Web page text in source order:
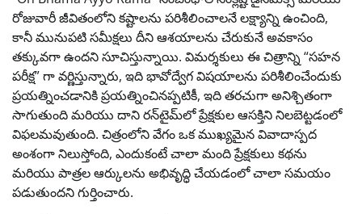
రోజువారీ జీవితంలోని కష్టాలను పరిశీలించాలనే లక్ష్యాన్ని ఉంచింది,
కానీ మునుపటి సమీక్షలు దీని ఆశయాలను చేరుకునే అవకాసం
తక్కువగా ఉందని సూచిస్తున్నాయి. విమర్శకులు ఈ చిత్రాన్ని “సహన
పరీక్ష” గా వర్ణిస్తున్నారు, ఇది భావోద్వేగ విషయాలను పరిశీలించేందుకు
ప్రయత్నించడానికి ప్రయత్నించినప్పటికీ, ఇది తరచుగా అనిశ్చితంగా
సాగుతుంది మరియు దాని రన్‌టైమ్‌లో ప్రేక్షకుల ఆసక్తిని నిలబెట్టడంలో
విఫలమవుతుంది. చిత్రంలోని వేగం ఒక ముఖ్యమైన వివాదాస్పద
అంశంగా నిలుస్తోంది, ఎందుకంటే చాలా మంది ప్రేక్షకులు కథను
మరియు పాత్రల ఆర్కులను అభివృద్ధి చేయడంలో చాలా సమయం
పడుతుందని గుర్తించారు.